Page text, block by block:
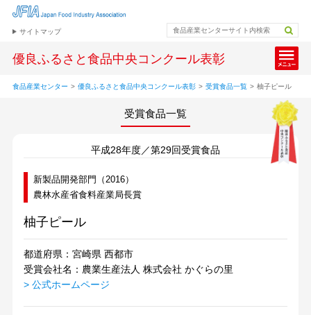
サイトマップ
優良ふるさと食品中央コンクール表彰
食品産業センター > 優良ふるさと食品中央コンクール表彰 > 受賞食品一覧 > 柚子ピール
受賞食品一覧
平成28年度／第29回受賞食品
新製品開発部門（2016）
農林水産省食料産業局長賞
柚子ピール
都道府県：宮崎県 西都市
受賞会社名：農業生産法人 株式会社 かぐらの里
> 公式ホームページ